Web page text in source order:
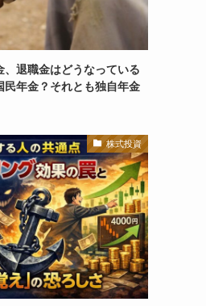
、退職金はどうなっている
民年金？それとも独自年金
株式投資